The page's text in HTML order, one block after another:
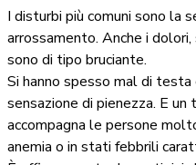
I disturbi più comuni sono la
arrossamento. Anche i
sono di tipo bruciante.
Si hanno spesso mal di
sensazione di pienezza. E
accompagna le persone
anemia o in stati febbrili